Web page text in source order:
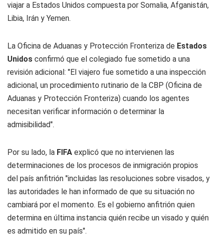
viajar a Estados Unidos compuesta por Somalia, Afganistán,
Libia, Irán y Yemen.
La Oficina de Aduanas y Protección Fronteriza de Estados
Unidos confirmó que el colegiado fue sometido a una
revisión adicional: "El viajero fue sometido a una inspección
adicional, un procedimiento rutinario de la CBP (Oficina de
Aduanas y Protección Fronteriza) cuando los agentes
necesitan verificar información o determinar la
admisibilidad".
Por su lado, la FIFA explicó que no intervienen las
determinaciones de los procesos de inmigración propios
del país anfitrión "incluidas las resoluciones sobre visados, y
las autoridades le han informado de que su situación no
cambiará por el momento. Es el gobierno anfitrión quien
determina en última instancia quién recibe un visado y quién
es admitido en su país".